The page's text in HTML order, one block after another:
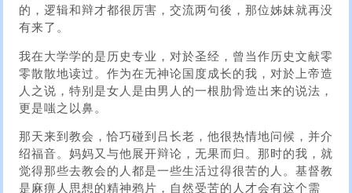
的，逻辑和辩才都很厉害，交流两句後，那位姊妹就再没
有来了。
我在大学学的是历史专业，对於圣经，曾当作历史文献零
零散散地读过。作为在无神论国度成长的我，对於上帝造
人之说，特别是女人是由男人的一根肋骨造出来的说法，
更是嗤之以鼻。
那天来到教会，恰巧碰到吕长老，他很热情地问候，并介
绍福音。妈妈又与他展开辩论，无果而归。那时的我，就
觉得那些去教会的人都是一些生活过得很苦的人。基督教
是麻痹人思想的精神鸦片，自然受苦的人才会有这个需